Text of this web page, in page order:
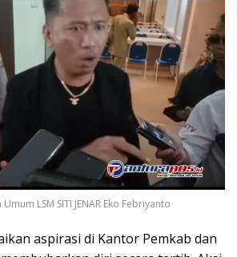
LSM SITI JENAR Eko Febriyanto
aspirasi di Kantor Pemkab dan